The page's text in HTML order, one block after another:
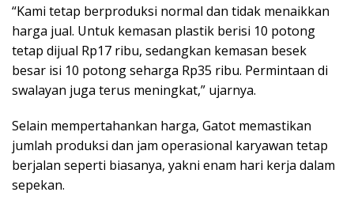
“Kami tetap berproduksi normal dan tidak menaikkan
harga jual. Untuk kemasan plastik berisi 10 potong
tetap dijual Rp17 ribu, sedangkan kemasan besek
besar isi 10 potong seharga Rp35 ribu. Permintaan di
swalayan juga terus meningkat,” ujarnya.
Selain mempertahankan harga, Gatot memastikan
jumlah produksi dan jam operasional karyawan tetap
berjalan seperti biasanya, yakni enam hari kerja dalam
sepekan.